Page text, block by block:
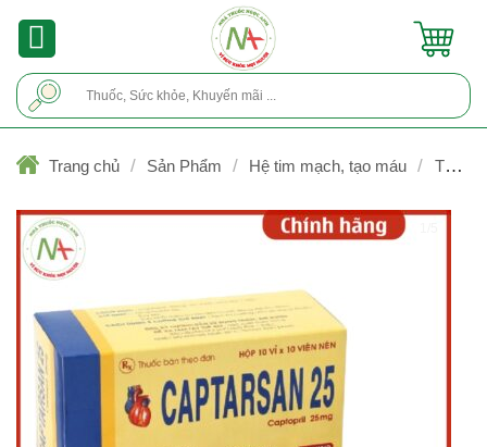
Trang chủ / Sản Phẩm / Hệ tim mạch, tạo máu /
Thuốc